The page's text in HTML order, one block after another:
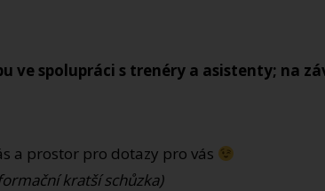
ve spolupráci s trenéry a asistenty; na
a prostor pro dotazy pro vás
kratší schůzka)